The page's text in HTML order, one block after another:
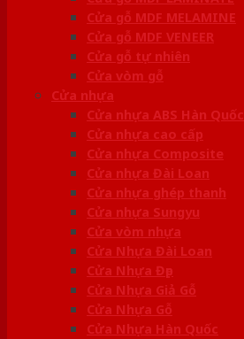
Cửa gỗ MDF MELAMINE
Cửa gỗ MDF VENEER
Cửa gỗ tự nhiên
Cửa vòm gỗ
Cửa nhựa
Cửa nhựa ABS Hàn Quốc
Cửa nhựa cao cấp
Cửa nhựa Composite
Cửa nhựa Đài Loan
Cửa nhựa ghép thanh
Cửa nhựa Sungyu
Cửa vòm nhựa
Cửa Nhựa Đài Loan
Cửa Nhựa Đẹp
Cửa Nhựa Giả Gỗ
Cửa Nhựa Gỗ
Cửa Nhựa Hàn Quốc